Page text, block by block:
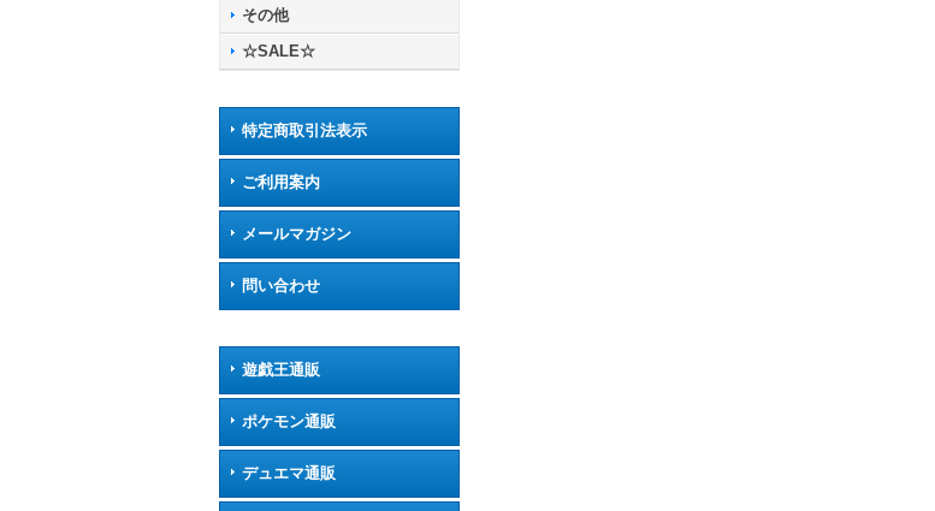
その他
☆SALE☆
特定商取引法表示
ご利用案内
メールマガジン
問い合わせ
遊戯王通販
ポケモン通販
デュエマ通販